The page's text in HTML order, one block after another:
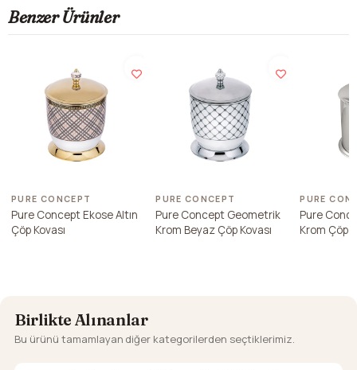
Benzer Ürünler
PURE CONCEPT
Pure Concept Ekose Altın
Çöp Kovası
PURE CONCEPT
Pure Concept Geometrik
Krom Beyaz Çöp Kovası
PURE
Pure
Krom Çöp
Birlikte Alınanlar
Bu ürünü tamamlayan diğer kategorilerden seçtiklerimiz.